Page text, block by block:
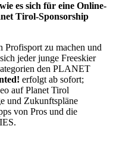
es sich für eine Online-
Tirol-Sponsorship
Profisport zu machen und
jeder junge Freeskier
den PLANET
erfolgt ab sofort;
auf Planet Tirol
und Zukunftspläne
von Pros und die